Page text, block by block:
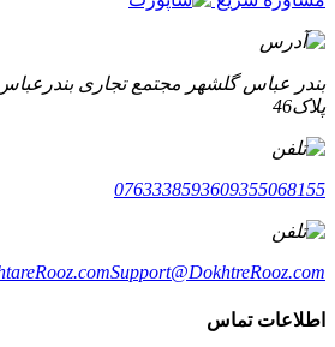
بندر عباس گلشهر مجتمع تجاری
پلاک46
0763338593609355068155
Support@DokhtreRooz.com
اطلاعات تماس